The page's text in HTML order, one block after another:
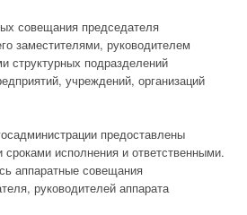
совещания председателя
заместителями, руководителем
структурных подразделений
учреждений, организаций
предоставлены
сроками исполнения и ответственными.
аппаратные совещания
руководителей аппарата